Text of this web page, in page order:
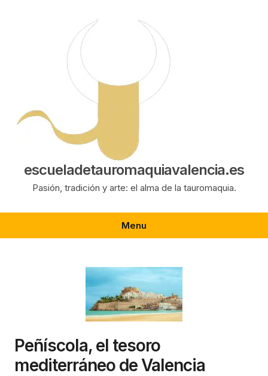
escueladetauromaquiavalencia.es
Pasión, tradición y arte: el alma de la tauromaquia.
Menu
Peñíscola, el tesoro
mediterráneo de Valencia